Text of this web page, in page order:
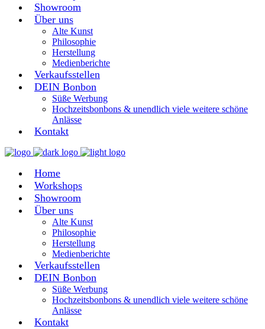
Showroom
Über uns
Alte Kunst
Philosophie
Herstellung
Medienberichte
Verkaufsstellen
DEIN Bonbon
Süße Werbung
Hochzeitsbonbons & unendlich viele weitere schöne
Anlässe
Kontakt
Home
Workshops
Showroom
Über uns
Alte Kunst
Philosophie
Herstellung
Medienberichte
Verkaufsstellen
DEIN Bonbon
Süße Werbung
Hochzeitsbonbons & unendlich viele weitere schöne
Anlässe
Kontakt